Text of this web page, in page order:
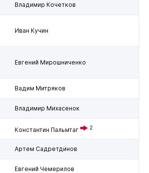
Владимир Кочетков
Иван Кучин
Евгений Мирошниченко
Вадим Митряков
Владимир Михасенок
Константин Пальмтаг 2
Артем Садретдинов
Евгений Чемерилов